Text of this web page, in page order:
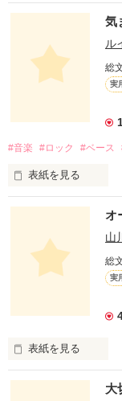
気
ル
総
実
#音楽 #ロック #ベース
表紙を見る
どういうふうに生
自分が楽しいこと
この物語は自分の
オ
山
総
実
表紙を見る
「オーダー承ります
お昼のTV番組『あ
大